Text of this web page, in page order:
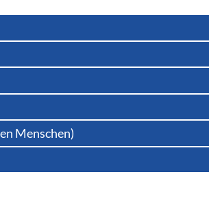
Menschen)